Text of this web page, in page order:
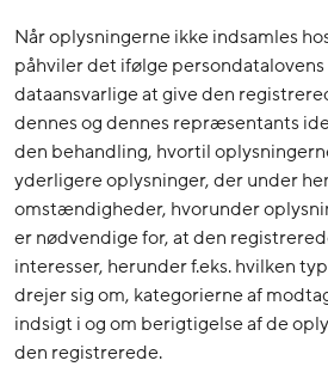
Når oplysningerne ikke indsamles
påhviler det ifølge persondatalovens
dataansvarlige at give den
dennes og dennes repræsentants
den behandling, hvortil
yderligere oplysninger, der under
omstændigheder, hvorunder
er nødvendige for, at den
interesser, herunder f.eks. hvilken
drejer sig om, kategorierne af
indsigt i og om berigtigelse af de
den registrerede.